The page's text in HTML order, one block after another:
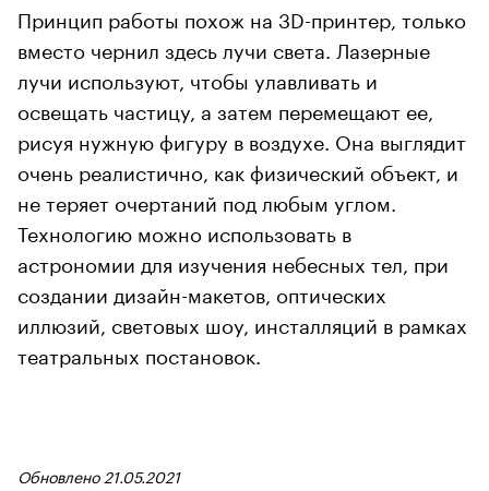
Принцип работы похож на 3D-принтер, только
вместо чернил здесь лучи света. Лазерные
лучи используют, чтобы улавливать и
освещать частицу, а затем перемещают ее,
рисуя нужную фигуру в воздухе. Она выглядит
очень реалистично, как физический объект, и
не теряет очертаний под любым углом.
Технологию можно использовать в
астрономии для изучения небесных тел, при
создании дизайн-макетов, оптических
иллюзий, световых шоу, инсталляций в рамках
театральных постановок.
Обновлено 21.05.2021